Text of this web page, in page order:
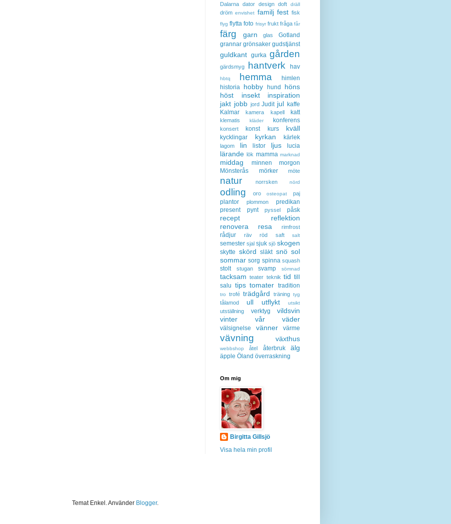
Dalarna dator design doft dräll
dröm envishet familj fest fisk
flyg flytta foto frisyr frukt fråga får
färg garn glas
Gotland
grannar grönsaker gudstjänst
guldkant gurka gården
gärdsmyg hantverk hav
hbtq hemma
himlen
historia hobby hund
höns
höst
insekt
inspiration
jakt jobb jord Judit jul kaffe
Kalmar
kamera kapell katt
klematis kläder konferens
konsert konst kurs kväll
kycklingar kyrkan kärlek
lagom lin listor ljus lucia
lärande lök mamma marknad
middag minnen
morgon
Mönsterås
mörker möte
natur norrsken nörd
odling oro osteopat paj
plantor plommon
predikan
present
pynt pyssel påsk
recept
reflektion
renovera
resa rimfrost
rådjur räv röd saft salt
semester sjal sjuk sjö skogen
skytte skörd släkt snö sol
sommar sorg spinna squash
stolt stugan svamp sömnad
tacksam teater teknik tid till
salu tips tomater tradition
tro trofé trädgård träning tyg
tålamod ull utflykt utsikt
utställning verktyg
vildsvin
vinter
vår väder
välsignelse vänner värme
vävning växthus
webbshop åtel återbruk älg
äpple Öland överraskning
Om mig
Birgitta Gillsjö
Visa hela min profil
Temat Enkel. Använder Blogger.